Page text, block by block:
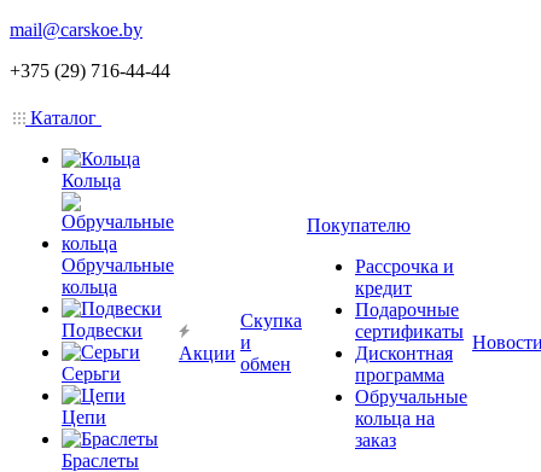
mail@carskoe.by
+375 (29) 716-44-44
Каталог
Кольца
Обручальные
кольца
Подвески
Серьги
Цепи
Браслеты
Акции
Скупка
и
обмен
Покупателю
Рассрочка и
кредит
Подарочные
сертификаты
Дисконтная
программа
Обручальные
кольца на
заказ